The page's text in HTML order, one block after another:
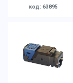
код: 63895